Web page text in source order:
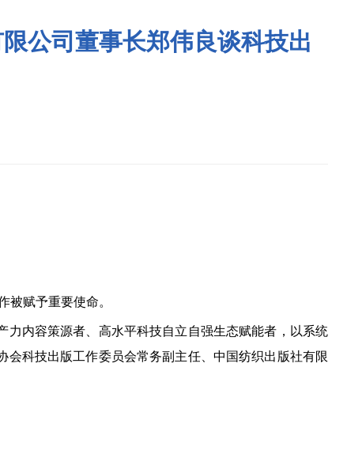
公司董事长郑伟良谈科技出
被赋予重要使命。
内容策源者、高水平科技自立自强生态赋能者，以系统
科技出版工作委员会常务副主任、中国纺织出版社有限